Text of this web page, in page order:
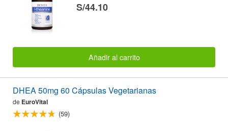
S/44.10
Añadir al carrito
DHEA 50mg 60 Cápsulas Vegetarianas
de EuroVital
(59)